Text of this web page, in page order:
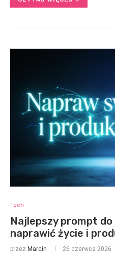
Tech
Najlepszy prompt do
naprawić życie i
przez Marcin 26 czerwca 2026